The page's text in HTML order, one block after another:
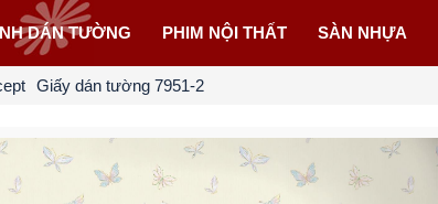
DÁN TƯỜNG PHIM NỘI THẤT SÀN NHỰA
Giấy dán tường 7951-2